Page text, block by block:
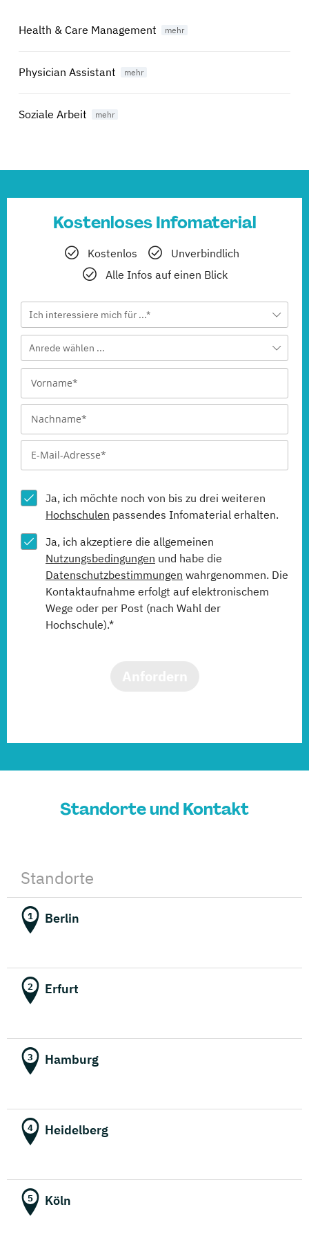
Health & Care Management
Physician Assistant
Soziale Arbeit
Kostenloses Infomaterial
Kostenlos
Unverbindlich
Alle Infos auf einen Blick
Ich interessiere mich für ...*
Anrede wählen ...
Ja, ich möchte noch von bis zu drei weiteren
Hochschulen passendes Infomaterial erhalten.
Ja, ich akzeptiere die allgemeinen
Nutzungsbedingungen und habe die
Datenschutzbestimmungen wahrgenommen. Die
Kontaktaufnahme erfolgt auf elektronischem
Wege oder per Post (nach Wahl der
Hochschule).*
Standorte und Kontakt
Standorte
1 Berlin
2 Erfurt
3 Hamburg
4 Heidelberg
5 Köln